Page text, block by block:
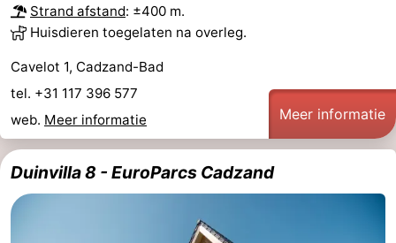
Strand afstand: ±400 m.
Huisdieren toegelaten na overleg.
Cavelot 1, Cadzand-Bad
tel. +31 117 396 577
web. Meer informatie Meer informatie
Duinvilla 8 - EuroParcs Cadzand